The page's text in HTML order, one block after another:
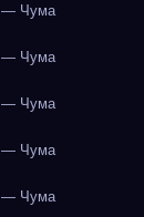
— Чума
— Чума
— Чума
— Чума
— Чума